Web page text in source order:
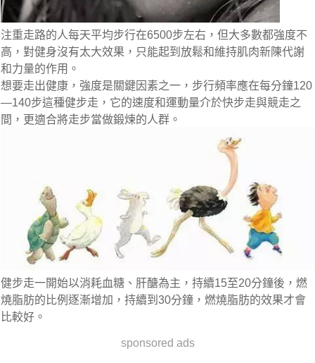
注重走路的人每天平均步行在6500步左右，但大多數都強度不
高，對健身沒有太大效果，只能起到放鬆和維持肌肉新陳代謝
和力量的作用。
想要走出健康，強度是關鍵因素之一，步行頻率應在每分鐘120
—140步這種健步走，它的速度和運動量介於快步走與競走之
間，更適合將走步當做鍛煉的人群。
健步走一開始以消耗血糖、肝醣為主，持續15至20分鐘後，燃
燒脂肪的比例逐漸增加，持續到30分鐘，燃燒脂肪的效果才會
比較好。
sponsored ads